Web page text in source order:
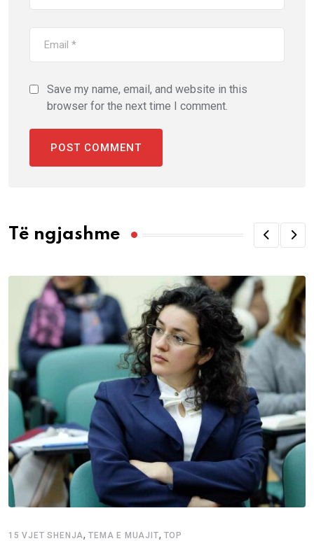
Save my name, email, and website in this
browser for the next time I comment.
Të ngjashme
15 VJET SHENJA,TEMA E MUAJIT, TOP